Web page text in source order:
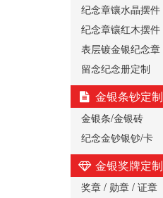
纪念章镶水晶摆件
纪念章镶红木摆件
表层镀金银纪念章
留念纪念册定制
金银条钞定制
金银条/金银砖
纪念金钞银钞/卡
金银奖牌定制
奖章 / 勋章 / 证章